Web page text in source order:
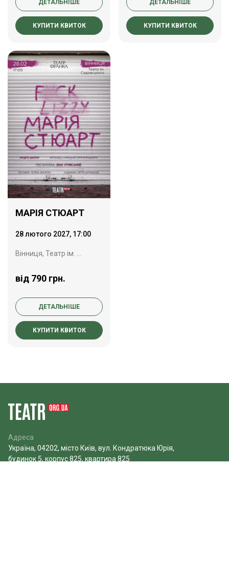
ДЕТАЛЬНІШЕ
КУПИТИ КВИТОК
ДЕТАЛЬНІШЕ
КУПИТИ КВИТОК
МАРІЯ СТЮАРТ
28 лютого 2027, 17:00
Вінниця, Театр ім. Садовського
від 790 грн.
ДЕТАЛЬНІШЕ
КУПИТИ КВИТОК
Адреса
Україна, 04202, місто Київ, вул. Кондратюка Юрія,
будинок 5, корпус 825, квартира 825